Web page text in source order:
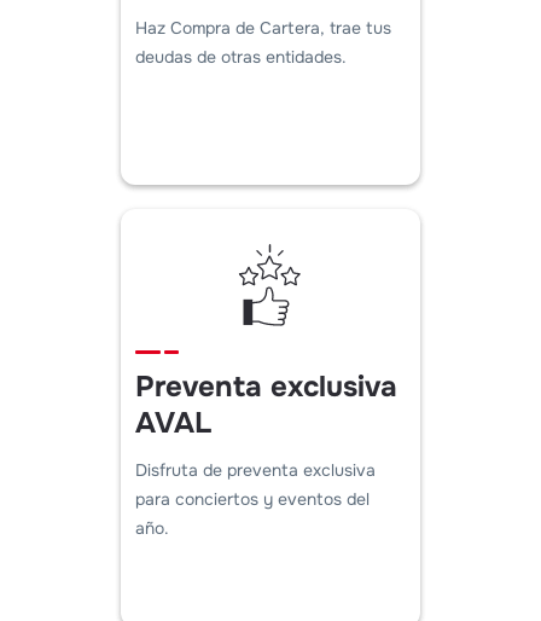
Haz Compra de Cartera, trae tus
deudas de otras entidades.
Preventa exclusiva
AVAL
Disfruta de preventa exclusiva
para conciertos y eventos del
año.